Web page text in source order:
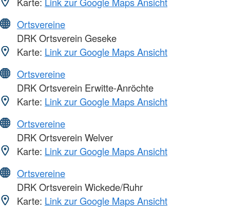
Ortsvereine
DRK Ortsverein Geseke
Karte: Link zur Google Maps Ansicht
Ortsvereine
DRK Ortsverein Erwitte-Anröchte
Karte: Link zur Google Maps Ansicht
Ortsvereine
DRK Ortsverein Welver
Karte: Link zur Google Maps Ansicht
Ortsvereine
DRK Ortsverein Wickede/Ruhr
Karte: Link zur Google Maps Ansicht